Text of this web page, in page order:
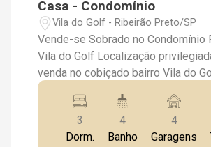
Casa - Condomínio
Vila do Golf - Ribeirão Preto/SP
Vende-se Sobrado no Condomínio
Vila do Golf Localização privilegiada! Sobrado à
venda no cobiçado bairro Vila do
condomínio fechado com portaria
infraestrutura de lazer para toda a
Oportunidade única! Imóvel será
acabamento, permitindo que você
3
Dorm.
4
Banho
4
Garagens